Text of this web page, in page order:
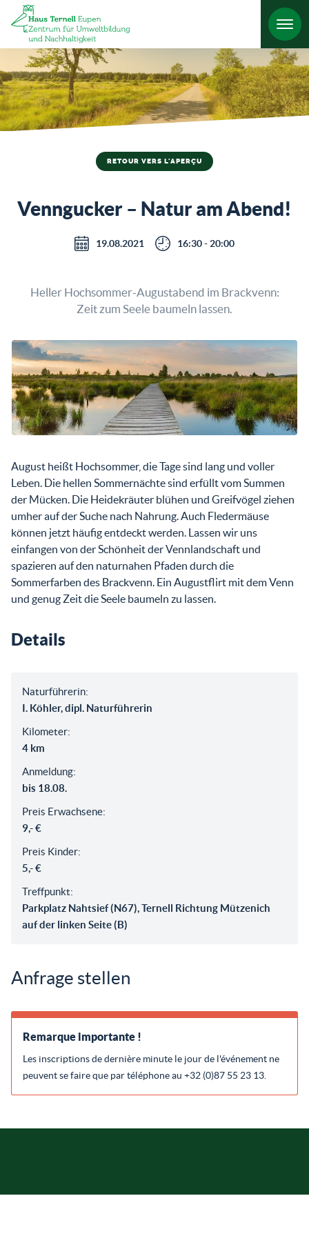
RETOUR VERS L'APERÇU
Venngucker – Natur am Abend!
19.08.2021 16:30 - 20:00
Heller Hochsommer-Augustabend im Brackvenn:
Zeit zum Seele baumeln lassen.
August heißt Hochsommer, die Tage sind lang und voller
Leben. Die hellen Sommernächte sind erfüllt vom Summen
der Mücken. Die Heidekräuter blühen und Greifvögel ziehen
umher auf der Suche nach Nahrung. Auch Fledermäuse
können jetzt häufig entdeckt werden. Lassen wir uns
einfangen von der Schönheit der Vennlandschaft und
spazieren auf den naturnahen Pfaden durch die
Sommerfarben des Brackvenn. Ein Augustflirt mit dem Venn
und genug Zeit die Seele baumeln zu lassen.
Details
Naturführerin:
I. Köhler, dipl. Naturführerin
Kilometer:
4 km
Anmeldung:
bis 18.08.
Preis Erwachsene:
9,- €
Preis Kinder:
5,- €
Treffpunkt:
Parkplatz Nahtsief (N67), Ternell Richtung Mützenich
auf der linken Seite (B)
Anfrage stellen
Remarque importante !
Les inscriptions de dernière minute le jour de l'événement ne
peuvent se faire que par téléphone au +32 (0)87 55 23 13.